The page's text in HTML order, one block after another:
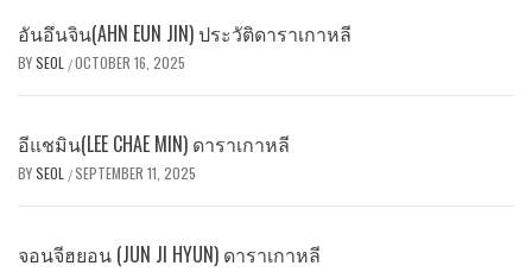
อันอึนจิน(AHN EUN JIN) ประวัติดาราเกาหลี
BYSEOL /OCTOBER 16, 2025
อีแชมิน(LEE CHAE MIN) ดาราเกาหลี
BYSEOL /SEPTEMBER 11, 2025
จอนจีฮยอน (JUN JI HYUN) ดาราเกาหลี